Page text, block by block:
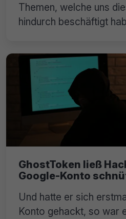
Themen, welche uns
hindurch beschäftigt
GhostToken ließ
Google-Konto
Und hatte er sich
Konto gehackt, so war